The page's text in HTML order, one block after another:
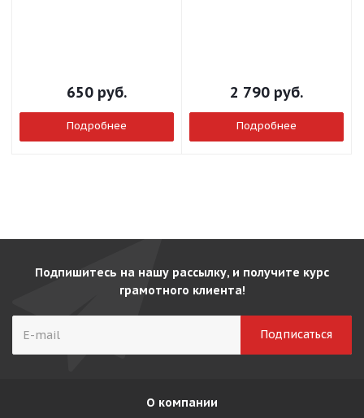
650 руб.
Подробнее
2 790 руб.
Подробнее
Подпишитесь на нашу рассылку, и получите курс
грамотного клиента!
О компании